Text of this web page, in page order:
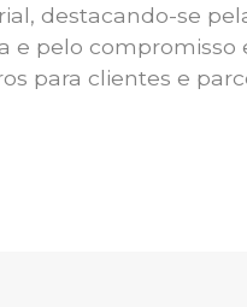
destacando-se
e pelo compromisso
para clientes e